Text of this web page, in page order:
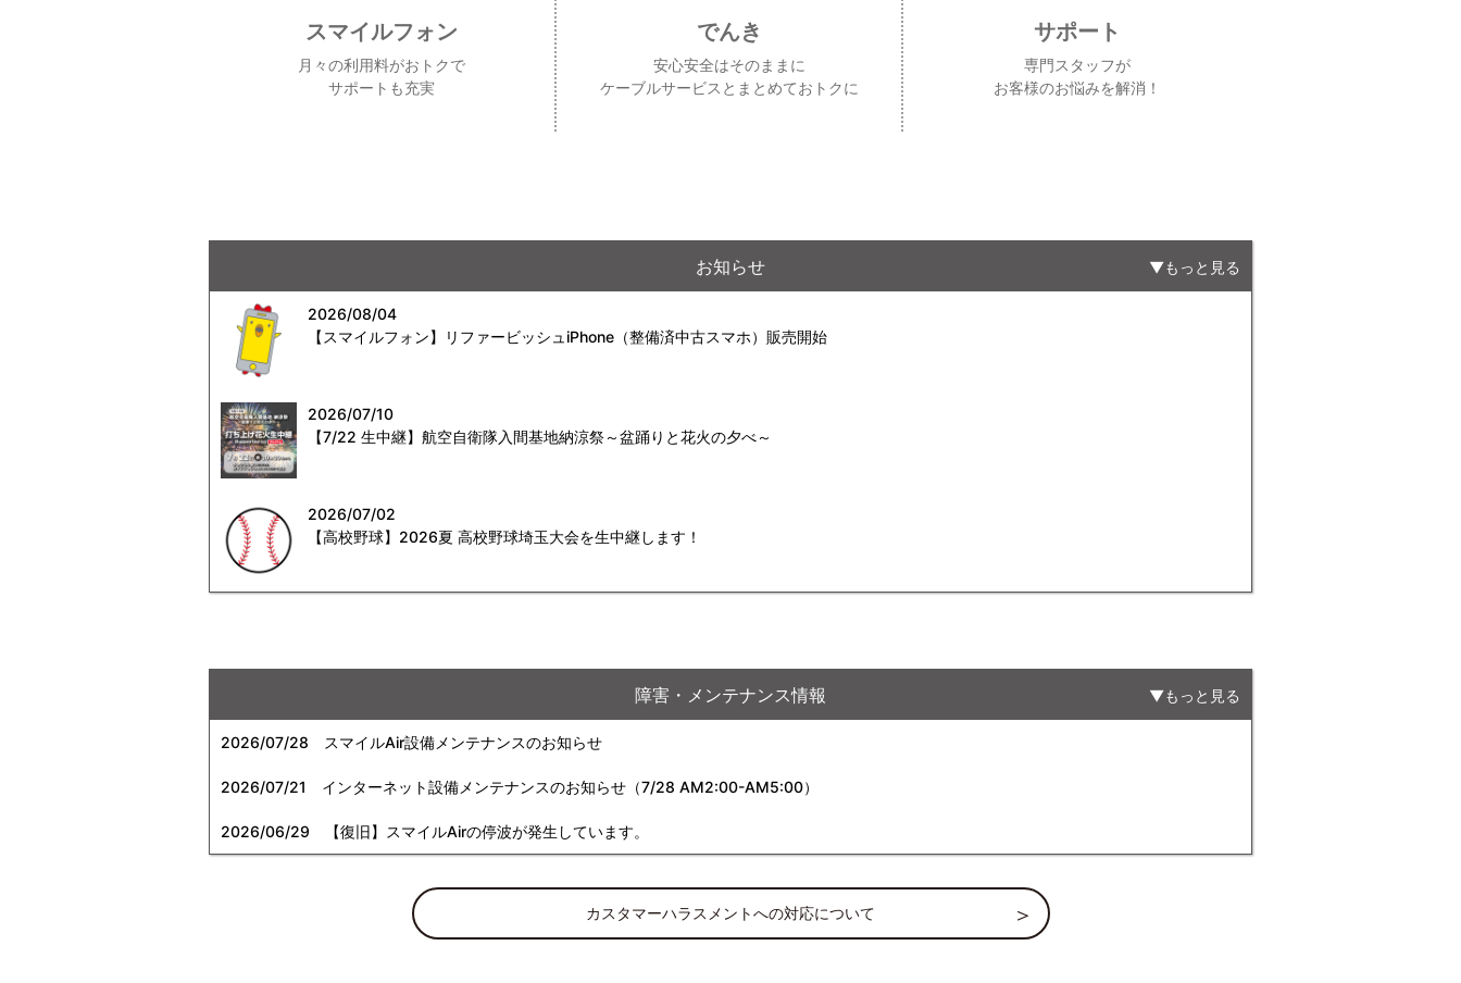
スマイルフォン
月々の利用料がおトクで
サポートも充実
でんき
安心安全はそのままに
ケーブルサービスとまとめておトクに
サポート
専門スタッフが
お客様のお悩みを解消！
お知らせ もっと見る
2026/08/04
【スマイルフォン】リファービッシュiPhone（整備済中古スマホ）販売開始
2026/07/10
【7/22 生中継】航空自衛隊入間基地納涼祭～盆踊りと花火の夕べ～
2026/07/02
【高校野球】2026夏 高校野球埼玉大会を生中継します！
障害・メンテナンス情報 もっと見る
2026/07/28 スマイルAir設備メンテナンスのお知らせ
2026/07/21 インターネット設備メンテナンスのお知らせ（7/28 AM2:00-AM5:00）
2026/06/29 【復旧】スマイルAirの停波が発生しています。
カスタマーハラスメントへの対応について